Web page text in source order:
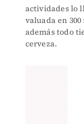
actividades lo
valuada en
además todo
cerveza.